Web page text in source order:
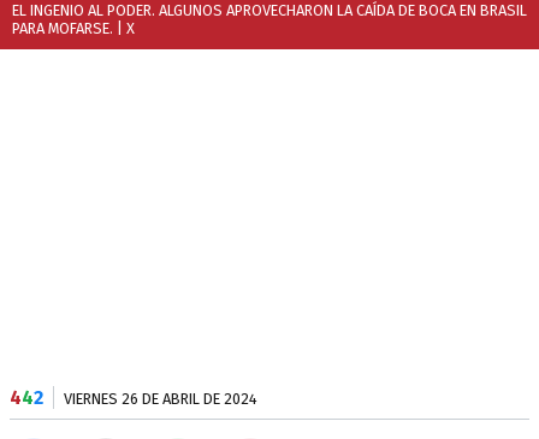
EL INGENIO AL PODER. ALGUNOS APROVECHARON LA CAÍDA DE BOCA EN BRASIL
PARA MOFARSE. | X
442 VIERNES 26 DE ABRIL DE 2024